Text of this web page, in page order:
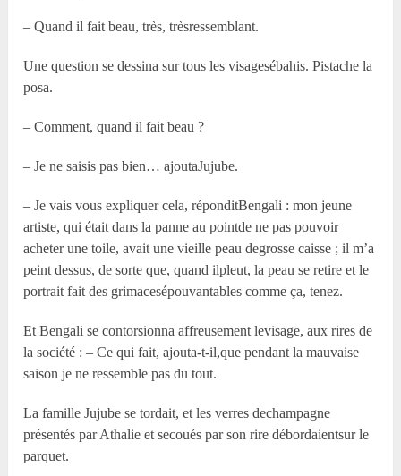
– Quand il fait beau, très, trèsressemblant.
Une question se dessina sur tous les visagesébahis. Pistache la
posa.
– Comment, quand il fait beau ?
– Je ne saisis pas bien… ajoutaJujube.
– Je vais vous expliquer cela, réponditBengali : mon jeune
artiste, qui était dans la panne au pointde ne pas pouvoir
acheter une toile, avait une vieille peau degrosse caisse ; il m’a
peint dessus, de sorte que, quand ilpleut, la peau se retire et le
portrait fait des grimacesépouvantables comme ça, tenez.
Et Bengali se contorsionna affreusement levisage, aux rires de
la société : – Ce qui fait, ajouta-t-il,que pendant la mauvaise
saison je ne ressemble pas du tout.
La famille Jujube se tordait, et les verres dechampagne
présentés par Athalie et secoués par son rire débordaientsur le
parquet.